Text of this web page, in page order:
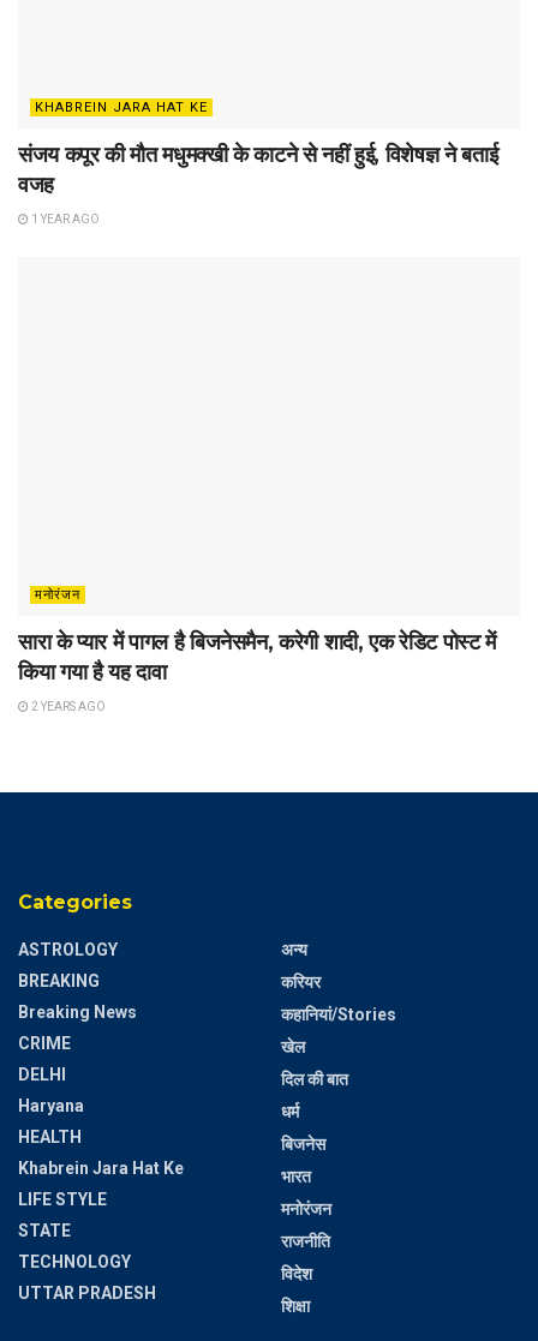
KHABREIN JARA HAT KE
संजय कपूर की मौत मधुमक्खी के काटने से नहीं हुई, विशेषज्ञ ने बताई
वजह
1 YEAR AGO
मनोरंजन
सारा के प्यार में पागल है बिजनेसमैन, करेगी शादी, एक रेडिट पोस्ट में
किया गया है यह दावा
2 YEARS AGO
Categories
ASTROLOGY
BREAKING
Breaking News
CRIME
DELHI
Haryana
HEALTH
Khabrein Jara Hat Ke
LIFE STYLE
STATE
TECHNOLOGY
UTTAR PRADESH
अन्य
करियर
कहानियां/Stories
खेल
दिल की बात
धर्म
बिजनेस
भारत
मनोरंजन
राजनीति
विदेश
शिक्षा